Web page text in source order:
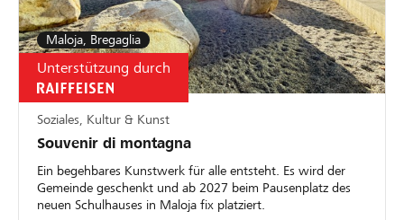
Maloja, Bregaglia
Unterstützung durch
Soziales, Kultur & Kunst
Souvenir di montagna
Ein begehbares Kunstwerk für alle entsteht. Es wird der
Gemeinde geschenkt und ab 2027 beim Pausenplatz des
neuen Schulhauses in Maloja fix platziert.